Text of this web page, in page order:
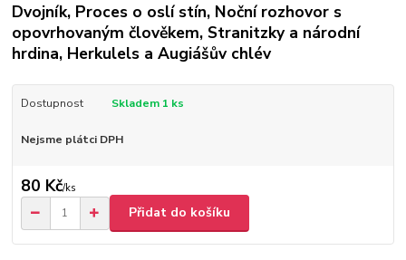
Dvojník, Proces o oslí stín, Noční rozhovor s
opovrhovaným člověkem, Stranitzky a národní
hrdina, Herkulels a Augiášův chlév
Dostupnost Skladem 1 ks
Nejsme plátci DPH
80 Kč/ks
Přidat do košíku